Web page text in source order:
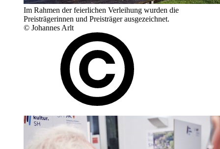
Im Rahmen der feierlichen Verleihung wurden die
Preisträgerinnen und Preisträger ausgezeichnet.
© Johannes Arlt